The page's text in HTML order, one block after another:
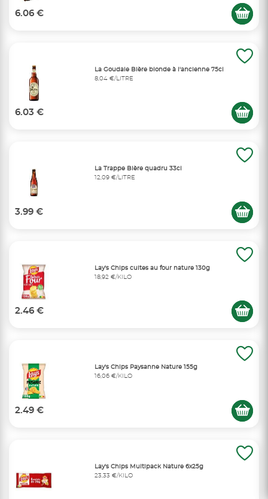
6.06 €
La Goudale Bière blonde à l'ancienne 75cl
8,04 €/LITRE
6.03 €
La Trappe Bière quadru 33cl
12,09 €/LITRE
3.99 €
Lay's Chips cuites au four nature 130g
18,92 €/KILO
2.46 €
Lay's Chips Paysanne Nature 155g
16,06 €/KILO
2.49 €
Lay's Chips Multipack Nature 6x25g
23,33 €/KILO